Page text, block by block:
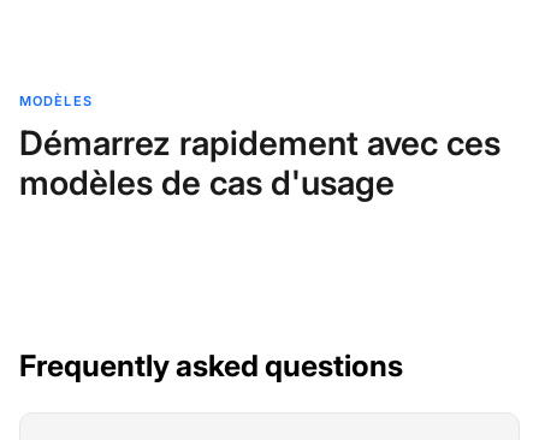
MODÈLES
Démarrez rapidement avec ces
modèles de cas d'usage
Frequently asked questions